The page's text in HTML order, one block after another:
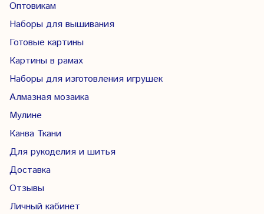
Оптовикам
Наборы для вышивания
Готовые картины
Картины в рамах
Наборы для изготовления игрушек
Алмазная мозаика
Мулине
Канва Ткани
Для рукоделия и шитья
Доставка
Отзывы
Личный кабинет